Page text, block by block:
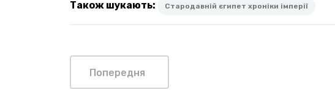
Також шукають: Стародавній єгипет хроніки імперії
Попередня